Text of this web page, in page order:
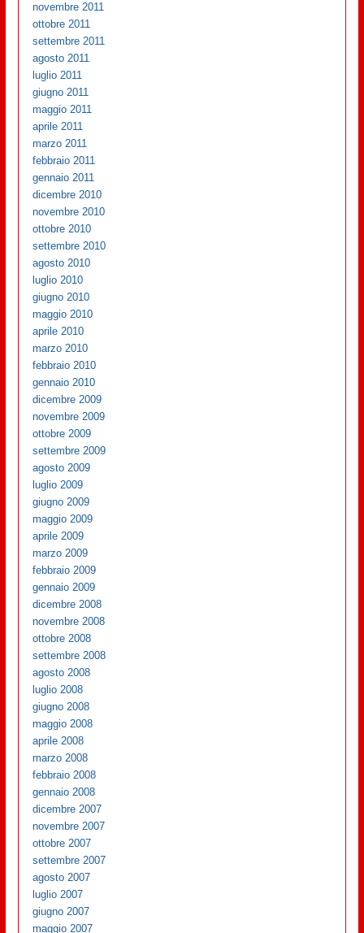
novembre 2011
ottobre 2011
settembre 2011
agosto 2011
luglio 2011
giugno 2011
maggio 2011
aprile 2011
marzo 2011
febbraio 2011
gennaio 2011
dicembre 2010
novembre 2010
ottobre 2010
settembre 2010
agosto 2010
luglio 2010
giugno 2010
maggio 2010
aprile 2010
marzo 2010
febbraio 2010
gennaio 2010
dicembre 2009
novembre 2009
ottobre 2009
settembre 2009
agosto 2009
luglio 2009
giugno 2009
maggio 2009
aprile 2009
marzo 2009
febbraio 2009
gennaio 2009
dicembre 2008
novembre 2008
ottobre 2008
settembre 2008
agosto 2008
luglio 2008
giugno 2008
maggio 2008
aprile 2008
marzo 2008
febbraio 2008
gennaio 2008
dicembre 2007
novembre 2007
ottobre 2007
settembre 2007
agosto 2007
luglio 2007
giugno 2007
maggio 2007